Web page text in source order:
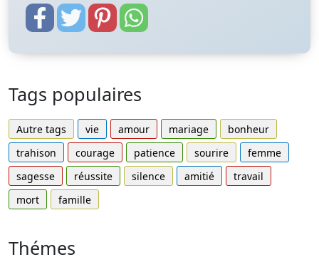
Tags populaires
Autre tags vie amour mariage
bonheur
trahison
courage patience sourire
femme
sagesse
réussite silence amitié
travail
mort
famille
Thémes